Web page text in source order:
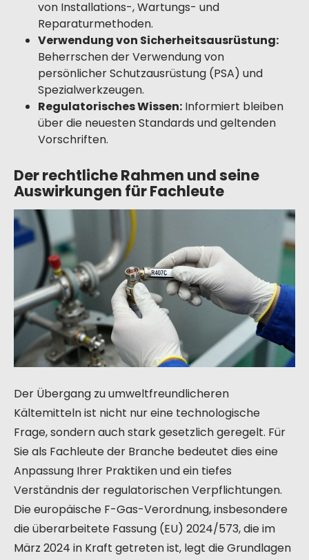
von Installations-, Wartungs- und
Reparaturmethoden.
Verwendung von Sicherheitsausrüstung:
Beherrschen der Verwendung von
persönlicher Schutzausrüstung (PSA) und
Spezialwerkzeugen.
Regulatorisches Wissen: Informiert bleiben
über die neuesten Standards und geltenden
Vorschriften.
Der rechtliche Rahmen und seine
Auswirkungen für Fachleute
Der Übergang zu umweltfreundlicheren
Kältemitteln ist nicht nur eine technologische
Frage, sondern auch stark gesetzlich geregelt. Für
Sie als Fachleute der Branche bedeutet dies eine
Anpassung Ihrer Praktiken und ein tiefes
Verständnis der regulatorischen Verpflichtungen.
Die europäische F-Gas-Verordnung, insbesondere
die überarbeitete Fassung (EU) 2024/573, die im
März 2024 in Kraft getreten ist, legt die Grundlagen